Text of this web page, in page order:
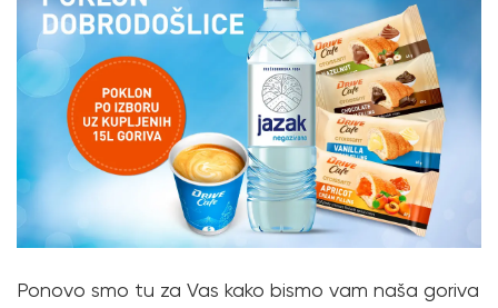
Ponovo smo tu za Vas kako bismo vam naša goriva